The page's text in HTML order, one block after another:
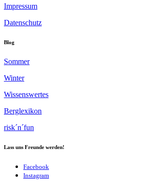
Impressum
Datenschutz
Blog
Sommer
Winter
Wissenswertes
Berglexikon
risk´n´fun
Lass uns Freunde werden!
Facebook
Instagram